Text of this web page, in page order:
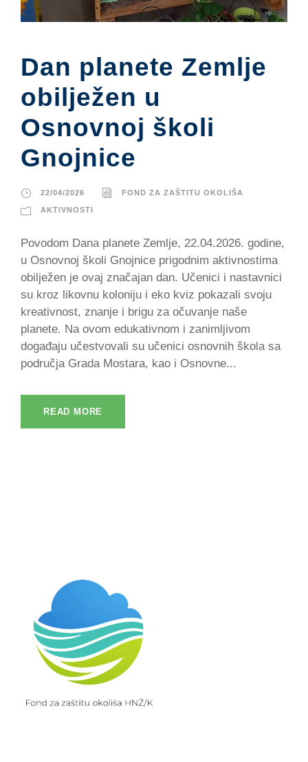
Dan planete Zemlje
obilježen u
Osnovnoj školi
Gnojnice
22/04/2026 FOND ZA ZAŠTITU OKOLIŠA
AKTIVNOSTI
Povodom Dana planete Zemlje, 22.04.2026. godine,
u Osnovnoj školi Gnojnice prigodnim aktivnostima
obilježen je ovaj značajan dan. Učenici i nastavnici
su kroz likovnu koloniju i eko kviz pokazali svoju
kreativnost, znanje i brigu za očuvanje naše
planete. Na ovom edukativnom i zanimljivom
događaju učestvovali su učenici osnovnih škola sa
područja Grada Mostara, kao i Osnovne...
READ MORE